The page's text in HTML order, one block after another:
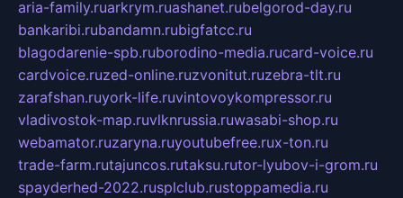
aria-family.ruarkrym.ruashanet.rubelgorod-day.ru
bankaribi.rubandamn.rubigfatcc.ru
blagodarenie-spb.ruborodino-media.rucard-voice.ru
cardvoice.ruzed-online.ruzvonitut.ruzebra-tlt.ru
zarafshan.ruyork-life.ruvintovoykompressor.ru
vladivostok-map.ruvlknrussia.ruwasabi-shop.ru
webamator.ruzaryna.ruyoutubefree.rux-ton.ru
trade-farm.rutajuncos.rutaksu.rutor-lyubov-i-grom.ru
spayderhed-2022.rusplclub.rustoppamedia.ru